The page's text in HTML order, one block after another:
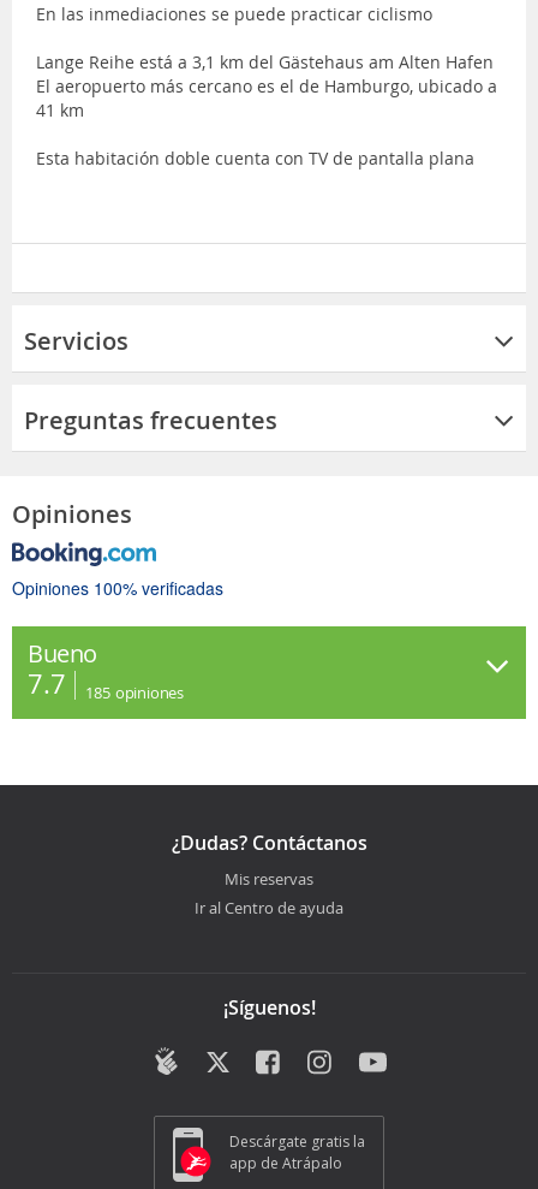
En las inmediaciones se puede practicar ciclismo
Lange Reihe está a 3,1 km del Gästehaus am Alten Hafen
El aeropuerto más cercano es el de Hamburgo, ubicado a
41 km
Esta habitación doble cuenta con TV de pantalla plana
Servicios
Preguntas frecuentes
Opiniones
Opiniones 100% verificadas
Bueno
7.7 185 opiniones
¿Dudas? Contáctanos
Mis reservas
Ir al Centro de ayuda
¡Síguenos!
Descárgate gratis la
app de Atrápalo